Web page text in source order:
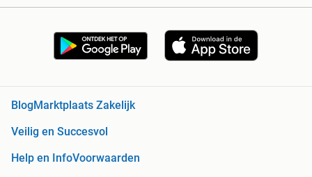
Blog Marktplaats Zakelijk
Veilig en Succesvol
Help en InfoVoorwaarden